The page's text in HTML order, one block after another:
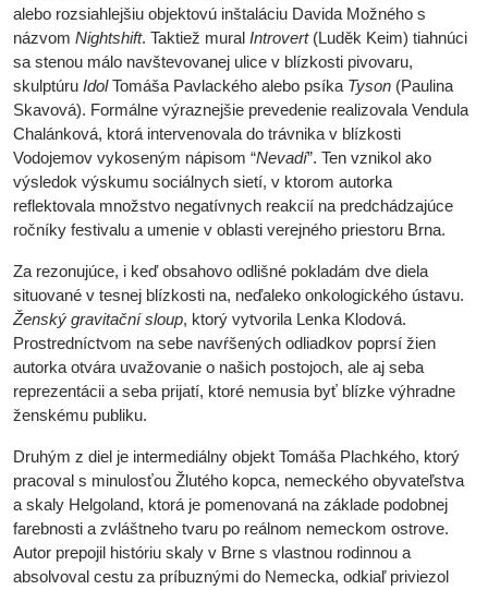
alebo rozsiahlejšiu objektovú inštaláciu Davida Možného s
názvom Nightshift. Taktiež mural Introvert (Luděk Keim) tiahnúci
sa stenou málo navštevovanej ulice v blízkosti pivovaru,
skulptúru IdolTomáša Pavlackého alebo psíka Tyson (Paulina
Skavová). Formálne výraznejšie prevedenie realizovala Vendula
Chalánková, ktorá intervenovala do trávnika v blízkosti
Vodojemov vykoseným nápisom “Nevadí”. Ten vznikol ako
výsledok výskumu sociálnych sietí, v ktorom autorka
reflektovala množstvo negatívnych reakcií na predchádzajúce
ročníky festivalu a umenie v oblasti verejného priestoru Brna.
Za rezonujúce, i keď obsahovo odlišné pokladám dve diela
situované v tesnej blízkosti na, neďaleko onkologického ústavu.
Ženský gravitační sloup, ktorý vytvorila Lenka Klodová.
Prostredníctvom na sebe navŕšených odliadkov poprsí žien
autorka otvára uvažovanie o našich postojoch, ale aj seba
reprezentácii a seba prijatí, ktoré nemusia byť blízke výhradne
ženskému publiku.
Druhým z diel je intermediálny objekt Tomáša Plachkého, ktorý
pracoval s minulosťou Žlutého kopca, nemeckého obyvateľstva
a skaly Helgoland, ktorá je pomenovaná na základe podobnej
farebnosti a zvláštneho tvaru po reálnom nemeckom ostrove.
Autor prepojil históriu skaly v Brne s vlastnou rodinnou a
absolvoval cestu za príbuznými do Nemecka, odkiaľ priviezol